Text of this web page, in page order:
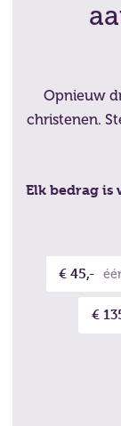
Opnieuw
christenen.
Elk bedrag is
€ 45,-
€